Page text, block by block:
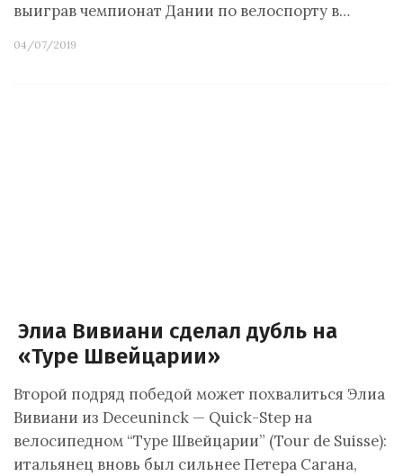
выиграв чемпионат Дании по велоспорту в…
04/07/2019
Элиа Вивиани сделал дубль на
«Туре Швейцарии»
Второй подряд победой может похвалиться Элиа
Вивиани из Deceuninck — Quick-Step на
велосипедном “Туре Швейцарии” (Tour de Suisse):
итальянец вновь был сильнее Петера Сагана,